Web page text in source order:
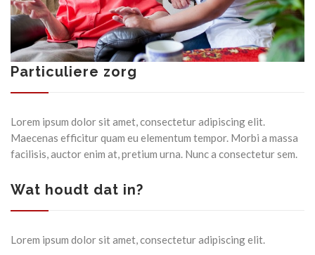
FINANCIERING
ZAKELIJK
ZORGNIEUWS
Particuliere zorg
Lorem ipsum dolor sit amet, consectetur adipiscing elit.
Maecenas efficitur quam eu elementum tempor. Morbi a massa
facilisis, auctor enim at, pretium urna. Nunc a consectetur sem.
Wat houdt dat in?
Lorem ipsum dolor sit amet, consectetur adipiscing elit.